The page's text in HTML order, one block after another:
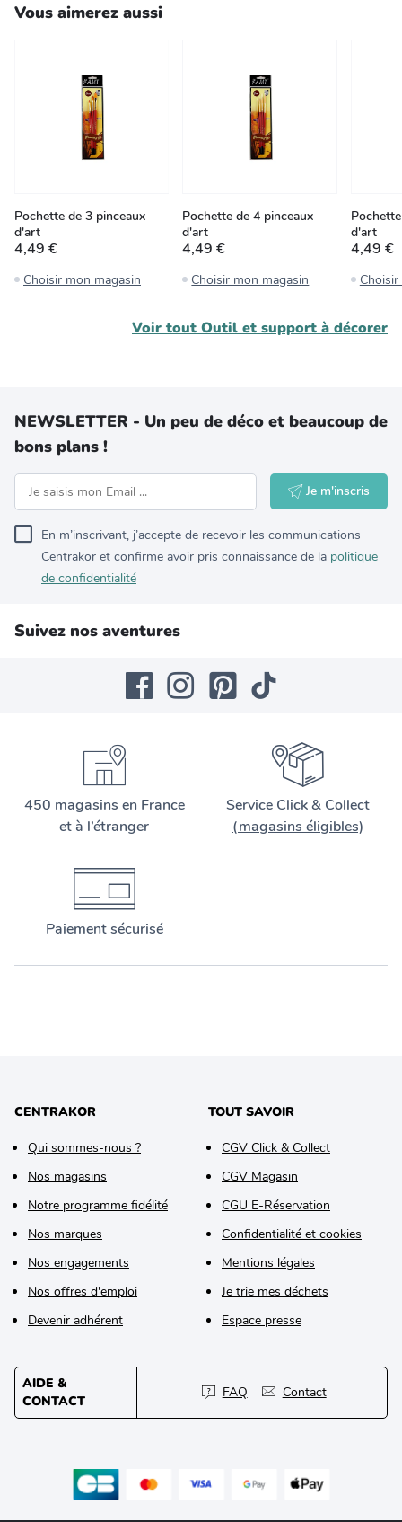
Vous aimerez aussi
Pochette de 3 pinceaux
d'art
4,49 €
Choisir mon magasin
Pochette de 4 pinceaux
d'art
4,49 €
Choisir mon magasin
d'art
4,49 €
Voir tout Outil et support à décorer
NEWSLETTER - Un peu de déco et beaucoup de
bons plans !
Je m'inscris
En m’inscrivant, j’accepte de recevoir les communications
Centrakor et confirme avoir pris connaissance de la politique
de confidentialité
Suivez nos aventures
450 magasins en France
et à l’étranger
Service Click & Collect
(magasins éligibles)
Paiement sécurisé
CENTRAKOR
Qui sommes-nous ?
Nos magasins
Notre programme fidélité
Nos marques
Nos engagements
Nos offres d'emploi
Devenir adhérent
TOUT SAVOIR
CGV Click & Collect
CGV Magasin
CGU E-Réservation
Confidentialité et cookies
Mentions légales
Je trie mes déchets
Espace presse
AIDE &
CONTACT
FAQ Contact